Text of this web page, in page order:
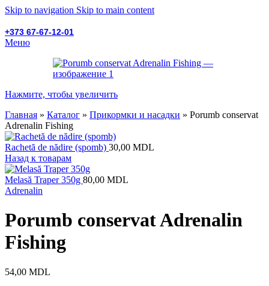
Skip to navigation Skip to main content
+373 67-67-12-01
Меню
Нажмите, чтобы увеличить
Главная » Каталог » Прикормки и насадки » Porumb conservat
Adrenalin Fishing
Rachetă de nădire (spomb) 30,00 MDL
Назад к товарам
Melasă Traper 350g 80,00 MDL
Adrenalin
Porumb conservat Adrenalin
Fishing
54,00 MDL